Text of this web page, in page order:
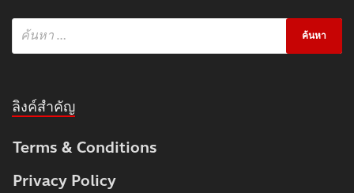
ลิงค์สำคัญ
Terms & Conditions
Privacy Policy